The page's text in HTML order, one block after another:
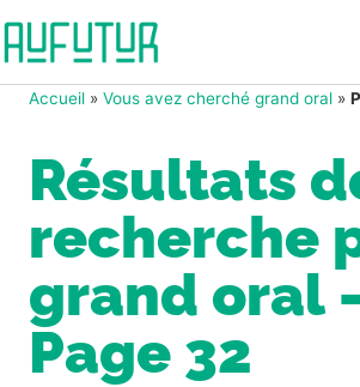
Accueil » Vous avez cherché grand oral »
Résultats
recherche
grand oral
Page 32